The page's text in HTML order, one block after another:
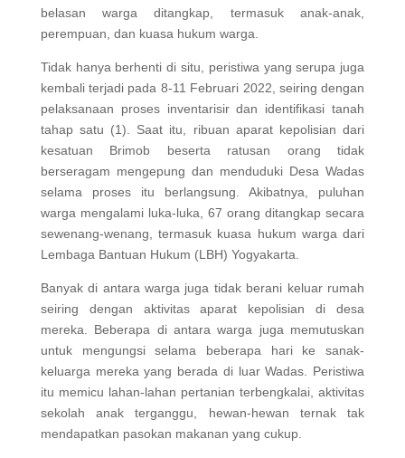
belasan warga ditangkap, termasuk anak-anak,
perempuan, dan kuasa hukum warga.
Tidak hanya berhenti di situ, peristiwa yang serupa juga
kembali terjadi pada 8-11 Februari 2022, seiring dengan
pelaksanaan proses inventarisir dan identifikasi tanah
tahap satu (1). Saat itu, ribuan aparat kepolisian dari
kesatuan Brimob beserta ratusan orang tidak
berseragam mengepung dan menduduki Desa Wadas
selama proses itu berlangsung. Akibatnya, puluhan
warga mengalami luka-luka, 67 orang ditangkap secara
sewenang-wenang, termasuk kuasa hukum warga dari
Lembaga Bantuan Hukum (LBH) Yogyakarta.
Banyak di antara warga juga tidak berani keluar rumah
seiring dengan aktivitas aparat kepolisian di desa
mereka. Beberapa di antara warga juga memutuskan
untuk mengungsi selama beberapa hari ke sanak-
keluarga mereka yang berada di luar Wadas. Peristiwa
itu memicu lahan-lahan pertanian terbengkalai, aktivitas
sekolah anak terganggu, hewan-hewan ternak tak
mendapatkan pasokan makanan yang cukup.